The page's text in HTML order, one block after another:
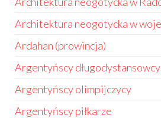
Architektura neogotycka w
Ardahan (prowincja)
Argentyńscy długodystansowcy
Argentyńscy olimpijczycy
Argentyńscy piłkarze